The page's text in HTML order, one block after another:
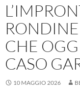
CHE
CASO
10 MAGGIO 2026